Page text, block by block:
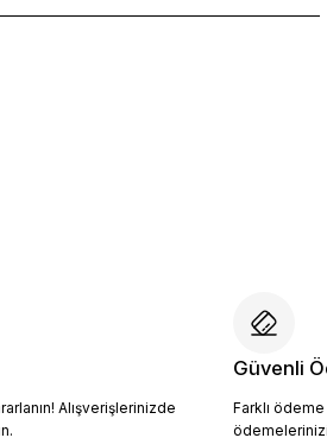
Alışverişlerinizde
Güvenli
Farklı